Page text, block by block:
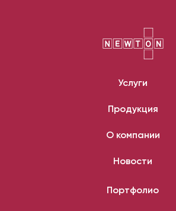
Услуги
Продукция
О компании
Новости
Портфолио